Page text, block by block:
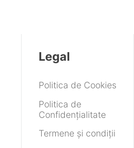
Legal
Politica de Cookies
Politica de
Confidențialitate
Termene și condiții